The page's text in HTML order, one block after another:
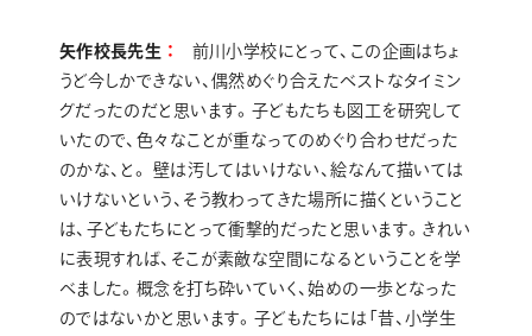
矢作校長先生
前川小学校にとって、この企画はちょ
うど今しかできない、偶然めぐり合えたベストなタイミン
グだったのだと思います。子どもたちも図工を研究して
いたので、色々なことが重なってのめぐり合わせだった
のかな、と。 壁は汚してはいけない、絵なんて描いては
いけないという、そう教わってきた場所に描くということ
は、子どもたちにとって衝撃的だったと思います。きれい
に表現すれば、そこが素敵な空間になるということを学
べました。概念を打ち砕いていく、始めの一歩となった
のではないかと思います。子どもたちには「昔、小学生